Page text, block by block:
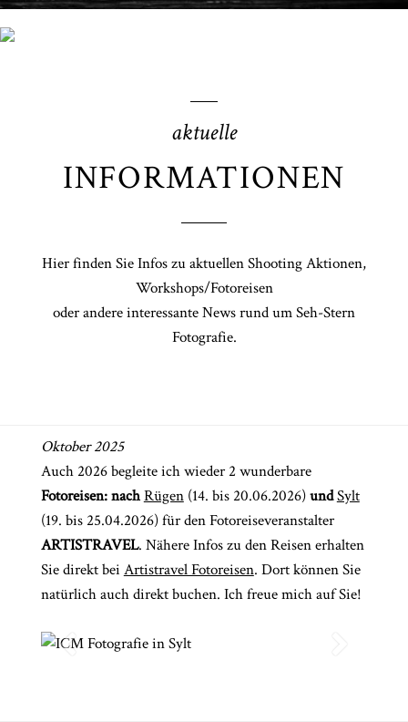
aktuelle
INFORMATIONEN
Hier finden Sie Infos zu aktuellen Shooting Aktionen,
Workshops/Fotoreisen
oder andere interessante News rund um Seh-Stern
Fotografie.
Oktober 2025
Auch 2026 begleite ich wieder 2 wunderbare
Fotoreisen: nachRügen(14. bis 20.06.2026)undSylt
(19. bis 25.04.2026) für den Fotoreiseveranstalter
ARTISTRAVEL. Nähere Infos zu den Reisen erhalten
Sie direkt bei Artistravel Fotoreisen. Dort können Sie
natürlich auch direkt buchen. Ich freue mich auf Sie!